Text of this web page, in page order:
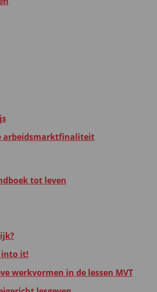
arbeidsmarktfinaliteit
tot leven
into it!
werkvormen in de lessen MVT